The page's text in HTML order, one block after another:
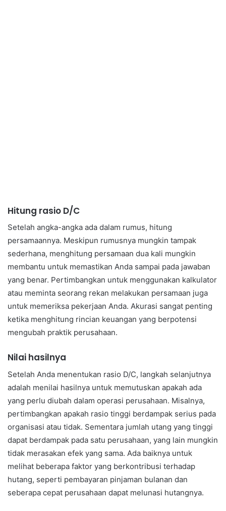
Hitung rasio D/C
Setelah angka-angka ada dalam rumus, hitung
persamaannya. Meskipun rumusnya mungkin tampak
sederhana, menghitung persamaan dua kali mungkin
membantu untuk memastikan Anda sampai pada jawaban
yang benar. Pertimbangkan untuk menggunakan kalkulator
atau meminta seorang rekan melakukan persamaan juga
untuk memeriksa pekerjaan Anda. Akurasi sangat penting
ketika menghitung rincian keuangan yang berpotensi
mengubah praktik perusahaan.
Nilai hasilnya
Setelah Anda menentukan rasio D/C, langkah selanjutnya
adalah menilai hasilnya untuk memutuskan apakah ada
yang perlu diubah dalam operasi perusahaan. Misalnya,
pertimbangkan apakah rasio tinggi berdampak serius pada
organisasi atau tidak. Sementara jumlah utang yang tinggi
dapat berdampak pada satu perusahaan, yang lain mungkin
tidak merasakan efek yang sama. Ada baiknya untuk
melihat beberapa faktor yang berkontribusi terhadap
hutang, seperti pembayaran pinjaman bulanan dan
seberapa cepat perusahaan dapat melunasi hutangnya.